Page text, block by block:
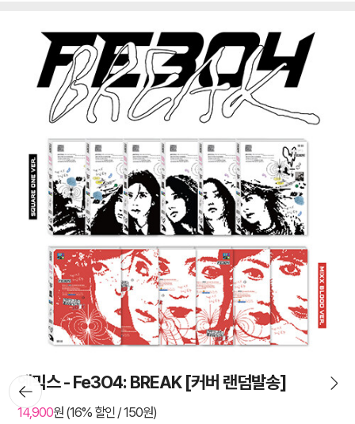
엔믹스 - Fe3O4: BREAK [커버 랜덤발송]
14,900원 (16% 할인 / 150원)
뒤로가
기